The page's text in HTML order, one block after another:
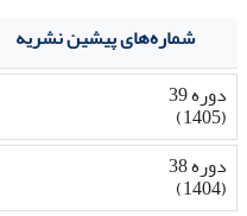
شماره‌های پیشین نشریه
دوره 39
(1405)
دوره 38
(1404)